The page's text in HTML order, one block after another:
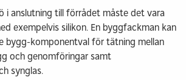
i anslutning till förrådet måste det vara
exempelvis silikon. En byggfackman kan
bygg-komponentval för tätning mellan
och genomföringar samt
synglas.